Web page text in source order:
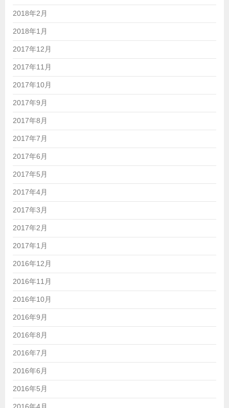
2018年2月
2018年1月
2017年12月
2017年11月
2017年10月
2017年9月
2017年8月
2017年7月
2017年6月
2017年5月
2017年4月
2017年3月
2017年2月
2017年1月
2016年12月
2016年11月
2016年10月
2016年9月
2016年8月
2016年7月
2016年6月
2016年5月